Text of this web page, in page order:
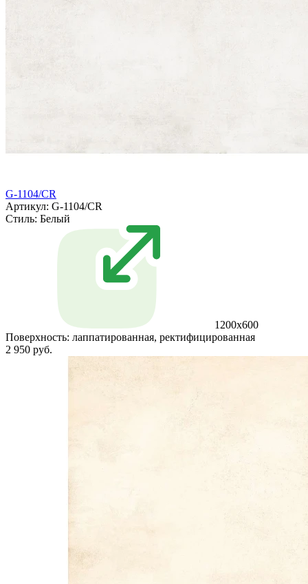
G-1104/CR
Артикул: G-1104/CR
Стиль: Белый
1200x600
Поверхность: лаппатированная, ректифицированная
2 950 руб.